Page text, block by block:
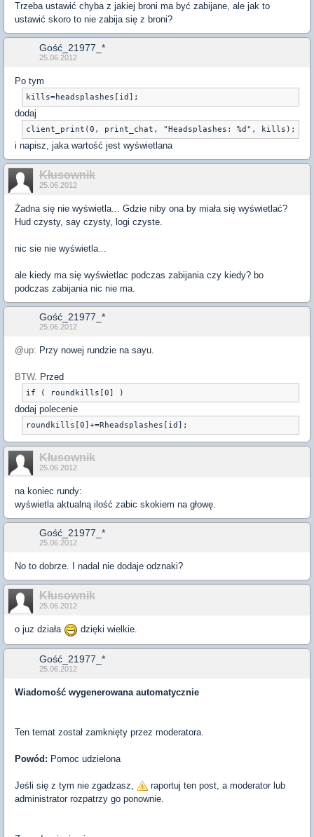
Trzeba ustawić chyba z jakiej broni ma być zabijane, ale jak to
ustawić skoro to nie zabija się z broni?
Gość_21977_*
25.06.2012
Po tym
dodaj
i napisz, jaka wartość jest wyświetlana
Kłusownik
25.06.2012
Żadna się nie wyświetla... Gdzie niby ona by miała się wyświetlać?
Hud czysty, say czysty, logi czyste.
nic sie nie wyświetla...
ale kiedy ma się wyświetlac podczas zabijania czy kiedy? bo
podczas zabijania nic nie ma.
Gość_21977_*
25.06.2012
@up: Przy nowej rundzie na sayu.
BTW. Przed
dodaj polecenie
Kłusownik
25.06.2012
na koniec rundy:
wyświetla aktualną ilość zabic skokiem na głowę.
Gość_21977_*
25.06.2012
No to dobrze. I nadal nie dodaje odznaki?
Kłusownik
25.06.2012
o juz działa dzięki wielkie.
Gość_21977_*
25.06.2012
Wiadomość wygenerowana automatycznie
Ten temat został zamknięty przez moderatora.
Powód: Pomoc udzielona
Jeśli się z tym nie zgadzasz,
raportuj ten post, a moderator lub
administrator rozpatrzy go ponownie.